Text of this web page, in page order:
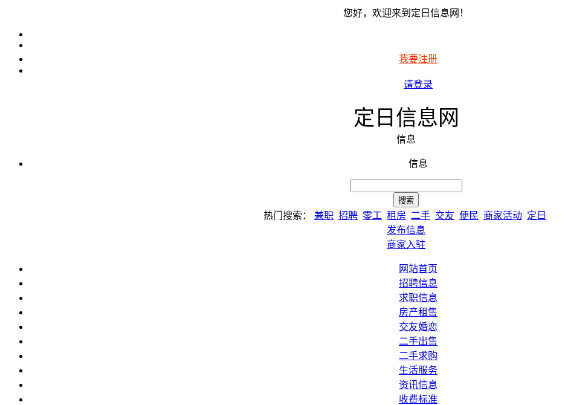
您好，欢迎来到定日信息网！
我要注册
请登录
定日信息网
信息
信息
热门搜索： 兼职 招聘 零工 租房 二手 交友 便民 商家活动 定日
发布信息
商家入驻
网站首页
招聘信息
求职信息
房产租售
交友婚恋
二手出售
二手求购
生活服务
资讯信息
收费标准